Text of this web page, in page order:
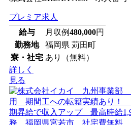
プレミア求人
給与
月収例480,000円
勤務地
福岡県 苅田町
寮・社宅 あり（無料）
詳しく
見る